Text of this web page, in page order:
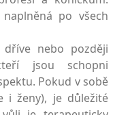
po všech
nebo později
jsou schopni
Pokud v sobě
i ženy), je důležité